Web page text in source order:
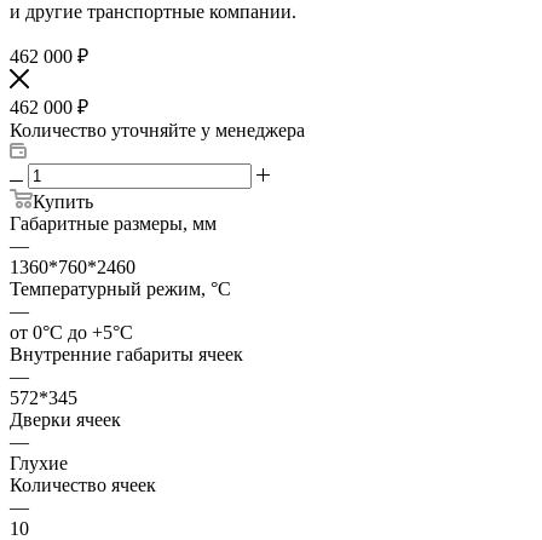
и другие транспортные компании.
462 000 ₽
462 000 ₽
Количество уточняйте у менеджера
Купить
Габаритные размеры, мм
—
1360*760*2460
Температурный режим, °С
—
от 0°С до +5°С
Внутренние габариты ячеек
—
572*345
Дверки ячеек
—
Глухие
Количество ячеек
—
10